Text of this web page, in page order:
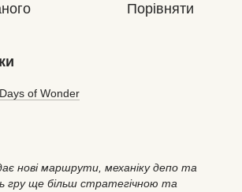
Порівняти
Days of Wonder
нові маршрути, механіку депо та
гру ще більш стратегічною та